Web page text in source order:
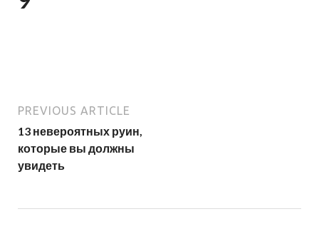
PREVIOUS ARTICLE
13 невероятных руин,
которые вы должны
увидеть